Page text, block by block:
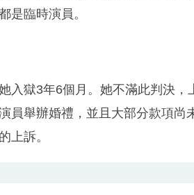
是臨時演員。
入獄3年6個月。她不滿此判決，
員舉辦婚禮，並且大部分款項尚
上訴。